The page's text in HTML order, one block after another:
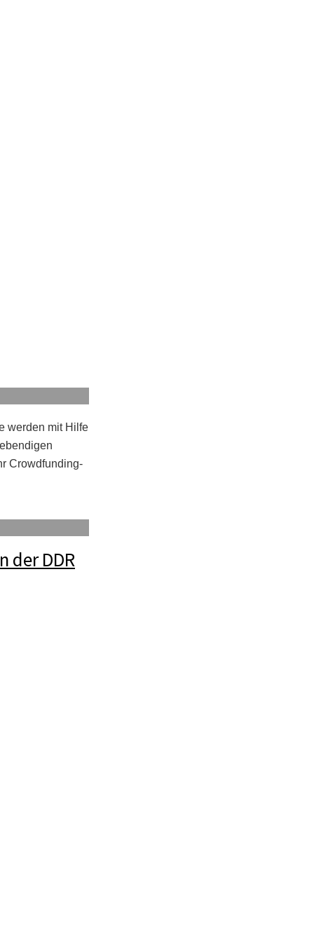
werden mit Hilfe
Crowdfunding-
der DDR